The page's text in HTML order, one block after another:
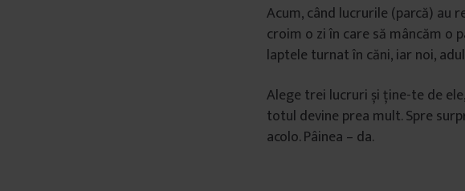
Acum, când lucrurile (parcă) au
croim o zi în care să mâncăm o
laptele turnat în căni, iar noi,
Alege trei lucruri și ține-te de
totul devine prea mult. Spre
acolo. Pâinea – da.